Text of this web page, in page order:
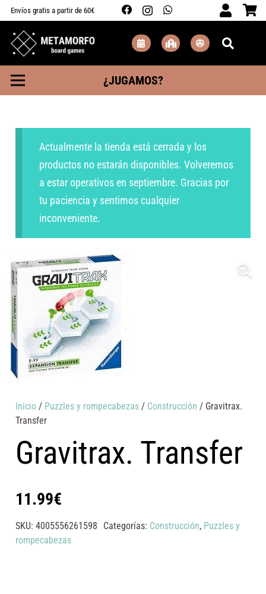
Envíos gratis a partir de 60€
¿JUGAMOS?
Actualmente la tienda está cerrada y los
productos no estarán disponibles. Volveremos
a estar operativos en septiembre. Gracias por
tu paciencia y sentimos cualquier
inconveniente.
Inicio / Puzzles y rompecabezas / Construcción / Gravitrax.
Transfer
Gravitrax. Transfer
11.99€
SKU:4005556261598 Categorías: Construcción, Puzzles y
rompecabezas